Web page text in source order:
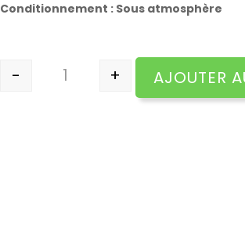
Conditionnement : Sous atmosphère
quantité de Rôtis forestier de
- + AJOUTER